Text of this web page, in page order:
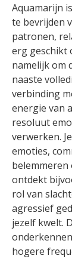
Aquamarijn
te bevrijden
patronen,
erg geschikt
namelijk om
naaste
verbinding
energie van
resoluut
verwerken.
emoties,
belemmeren
ontdekt
rol van
agressief
jezelf kwelt.
hogere